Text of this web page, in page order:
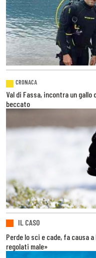
CRONACA
Val di Fassa, incontra un
beccato
IL CASO
Perde lo sci e cade, fa causa
regolati male»